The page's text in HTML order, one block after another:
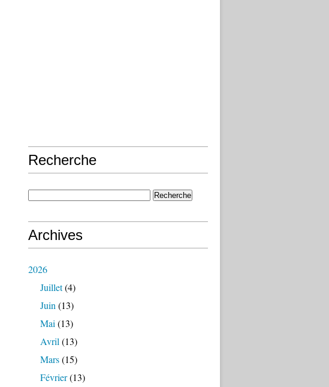
Recherche
Archives
2026
Juillet(4)
Juin (13)
Mai (13)
Avril (13)
Mars(15)
Février(13)